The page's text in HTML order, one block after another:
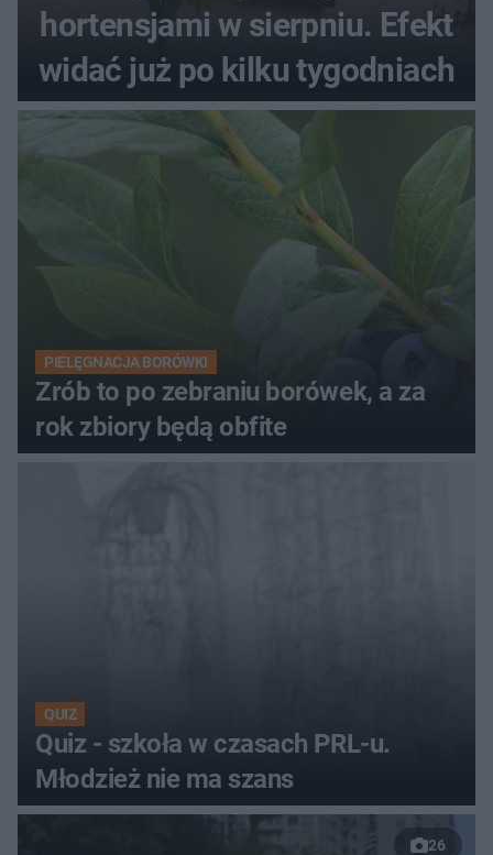
hortensjami w sierpniu. Efekt
widać już po kilku tygodniach
PIELĘGNACJA BORÓWKI
Zrób to po zebraniu borówek, a za
rok zbiory będą obfite
QUIZ
Quiz - szkoła w czasach PRL-u.
Młodzież nie ma szans
26